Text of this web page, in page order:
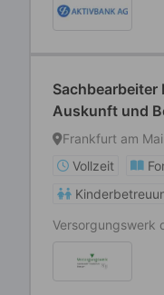
Sachbearbeiter
Auskunft und
Frankfurt am
Vollzeit
Versorgungswerk